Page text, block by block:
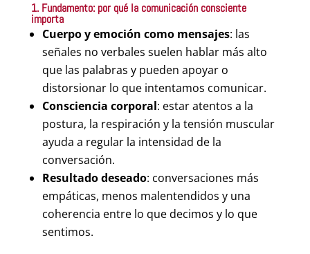
1. Fundamento: por qué la comunicación consciente
importa
Cuerpo y emoción como mensajes: las
señales no verbales suelen hablar más alto
que las palabras y pueden apoyar o
distorsionar lo que intentamos comunicar.
Consciencia corporal: estar atentos a la
postura, la respiración y la tensión muscular
ayuda a regular la intensidad de la
conversación.
Resultado deseado: conversaciones más
empáticas, menos malentendidos y una
coherencia entre lo que decimos y lo que
sentimos.